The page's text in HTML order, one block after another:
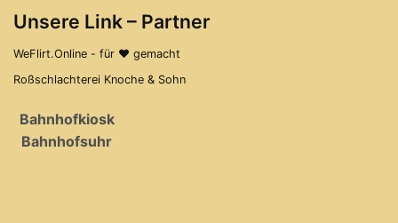
Unsere Link – Partner
WeFlirt.Online - für ♥ gemacht
Roßschlachterei Knoche & Sohn
Bahnhofkiosk
Bahnhofsuhr